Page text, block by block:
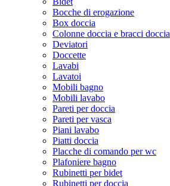
Bocche di erogazione
Box doccia
Colonne doccia e bracci doccia
Deviatori
Doccette
Lavabi
Lavatoi
Mobili bagno
Mobili lavabo
Pareti per doccia
Pareti per vasca
Piani lavabo
Piatti doccia
Placche di comando per wc
Plafoniere bagno
Rubinetti per bidet
Rubinetti per doccia